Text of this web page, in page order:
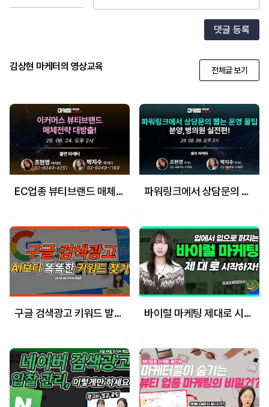
댓글 등록
김상현 마케터의 영상교육 전체글 보기
EC업종 뷰티브랜드 매체전략 대방출 - 6월 24일 마케팅 학교 라이브! 파워링크에서 상담문의 뽑는 운영 꿀팁분양,병의원 실전편!
구글 검색광고 키워드 발굴하는 법 바이럴 마케팅 제대로 시작하자!